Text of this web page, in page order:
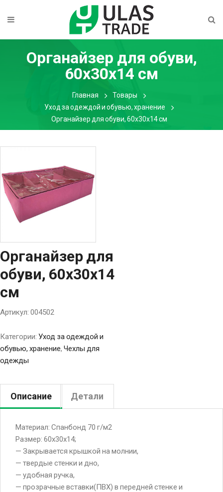
Органайзер для обуви,
60х30х14 см
Главная
Товары
Уход за одеждой и обувью, хранение
Органайзер для обуви, 60х30х14 см
Органайзер для
обуви, 60х30х14
см
Артикул: 004502
Категории: Уход за одеждой и
обувью, хранение, Чехлы для
одежды
Описание Детали
Материал: Спанбонд 70 г/м2
Размер: 60х30х14;
— Закрывается крышкой на молнии,
— твердые стенки и дно,
— удобная ручка,
— прозрачные вставки(ПВХ) в передней стенке и